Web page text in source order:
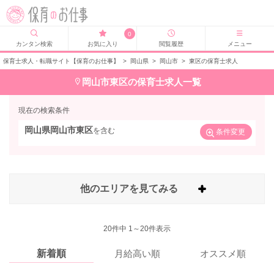
カンタン検索
0
お気に入り
閲覧履歴 メニュー
保育士求人・転職サイト【保育のお仕事】 > 岡山県 > 岡山市 > 東区の保育士求人
岡山市東区の保育士求人一覧
現在の検索条件
岡山県岡山市東区を含む 条件変更
他のエリアを見てみる
20件中 1～20件表示
新着順 月給高い順 オススメ順